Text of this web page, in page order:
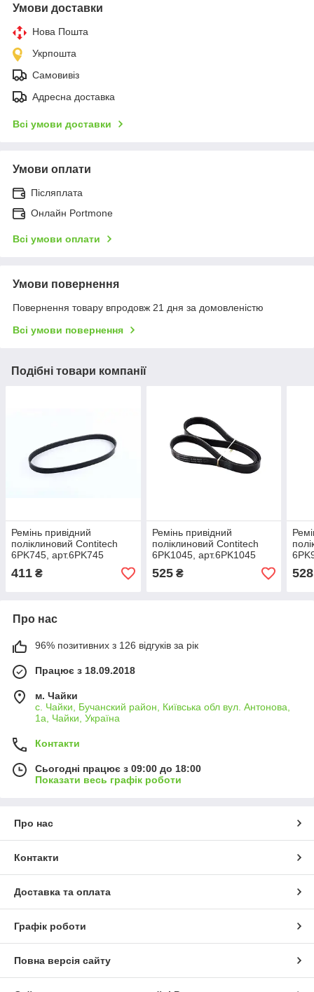
Умови доставки
Нова Пошта
Укрпошта
Самовивіз
Адресна доставка
Всі умови доставки
Умови оплати
Післяплата
Онлайн Portmone
Всі умови оплати
Умови повернення
Повернення товару впродовж 21 дня за домовленістю
Всі умови повернення
Подібні товари компанії
Ремінь привідний
поліклиновий Contitech
6PK745, арт.6PK745
411 ₴
Ремінь привідний
поліклиновий Contitech
6PK1045, арт.6PK1045
525₴ 528
Про нас
96% позитивних з 126 відгуків за рік
Працює з 18.09.2018
м. Чайки
с. Чайки, Бучанский район, Київська обл вул. Антонова,
1а, Чайки, Україна
Контакти
Сьогодні працює з 09:00 до 18:00
Показати весь графік роботи
Про нас
Контакти
Доставка та оплата
Графік роботи
Повна версія сайту